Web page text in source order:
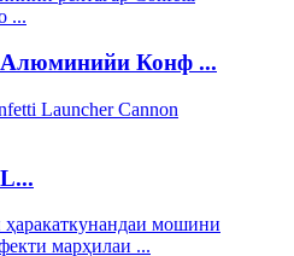
Конф ...